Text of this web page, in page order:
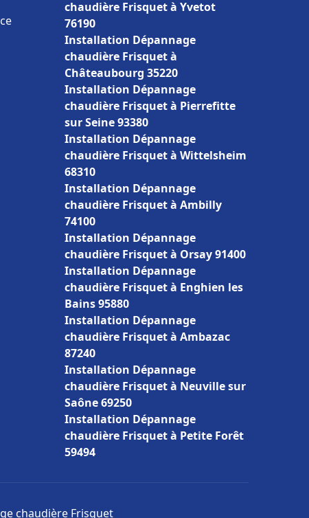
chaudière Frisquet à Yvetot
76190
Installation Dépannage
chaudière Frisquet à
Châteaubourg 35220
Installation Dépannage
chaudière Frisquet à Pierrefitte
sur Seine 93380
Installation Dépannage
chaudière Frisquet à Wittelsheim
68310
Installation Dépannage
chaudière Frisquet à Ambilly
74100
Installation Dépannage
chaudière Frisquet à Orsay 91400
Installation Dépannage
chaudière Frisquet à Enghien les
Bains 95880
Installation Dépannage
chaudière Frisquet à Ambazac
87240
Installation Dépannage
chaudière Frisquet à Neuville sur
Saône 69250
Installation Dépannage
chaudière Frisquet à Petite Forêt
59494
chaudière Frisquet